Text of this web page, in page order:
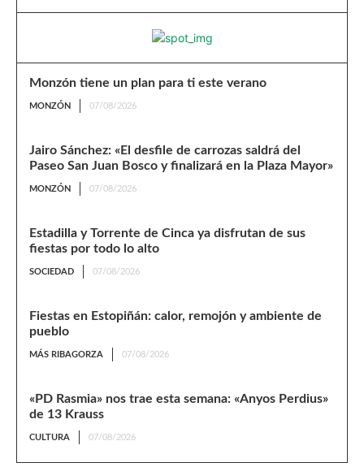
Monzón tiene un plan para ti este verano
MONZÓN 07/08/2026
Jairo Sánchez: «El desfile de carrozas saldrá del
Paseo San Juan Bosco y finalizará en la Plaza Mayor»
MONZÓN 07/08/2026
Estadilla y Torrente de Cinca ya disfrutan de sus
fiestas por todo lo alto
SOCIEDAD 07/08/2026
Fiestas en Estopiñán: calor, remojón y ambiente de
pueblo
MÁS RIBAGORZA 07/08/2026
«PD Rasmia» nos trae esta semana: «Anyos Perdius»
de 13 Krauss
CULTURA 07/08/2026